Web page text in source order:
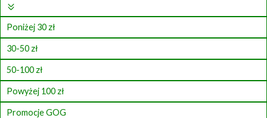
Poniżej 30 zł
30-50 zł
50-100 zł
Powyżej 100 zł
Promocje GOG